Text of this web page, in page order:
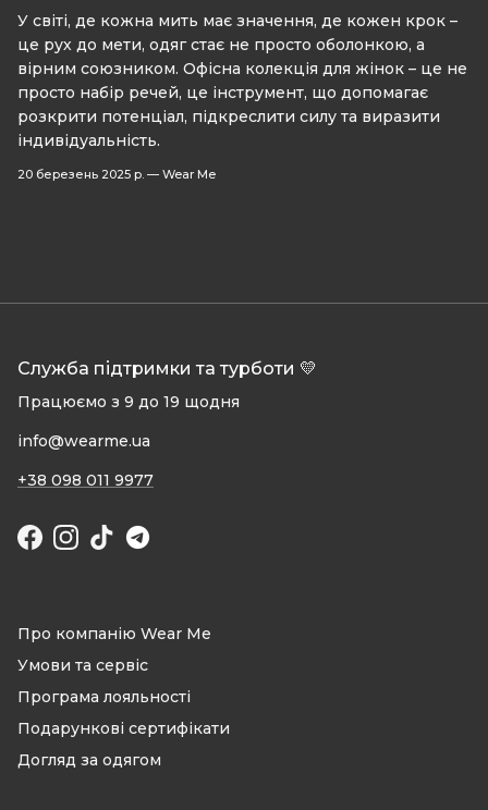
У світі, де кожна мить має значення, де кожен крок –
це рух до мети, одяг стає не просто оболонкою, а
вірним союзником. Офісна колекція для жінок – це не
просто набір речей, це інструмент, що допомагає
розкрити потенціал, підкреслити силу та виразити
індивідуальність.
20 березень 2025 р. — Wear Me
Служба підтримки та турботи 💛
Працюємо з 9 до 19 щодня
info@wearme.ua
+38 098 011 9977
Facebook
Instagram
TikTok
Про компанію Wear Me
Умови та сервіс
Програма лояльності
Подарункові сертифікати
Догляд за одягом